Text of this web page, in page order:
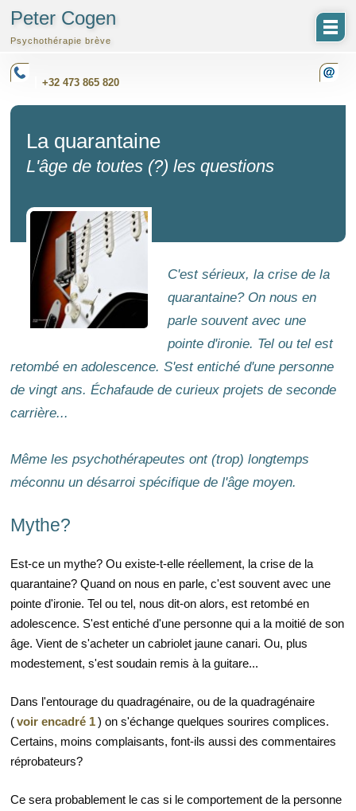
Peter Cogen
Psychothérapie brève
+32 473 865 820
La quarantaine
L'âge de toutes (?) les questions
C'est sérieux, la crise de la
quarantaine? On nous en
parle souvent avec une
pointe d'ironie. Tel ou tel est
retombé en adolescence. S'est entiché d'une personne
de vingt ans. Échafaude de curieux projets de seconde
carrière...
Même les psychothérapeutes ont (trop) longtemps
méconnu un désarroi spécifique de l'âge moyen.
Mythe?
Est-ce un mythe? Ou existe-t-elle réellement, la crise de la
quarantaine? Quand on nous en parle, c'est souvent avec une
pointe d'ironie. Tel ou tel, nous dit-on alors, est retombé en
adolescence. S'est entiché d'une personne qui a la moitié de son
âge. Vient de s'acheter un cabriolet jaune canari. Ou, plus
modestement, s'est soudain remis à la guitare...
Dans l'entourage du quadragénaire, ou de la quadragénaire
( voir encadré 1 ) on s'échange quelques sourires complices.
Certains, moins complaisants, font-ils aussi des commentaires
réprobateurs?
Ce sera probablement le cas si le comportement de la personne